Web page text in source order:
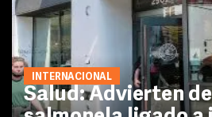
INTERNACIONAL
Salud: Advierten